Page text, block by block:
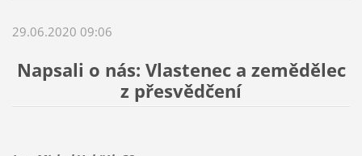
29.06.2020 09:06
Napsali o nás: Vlastenec a zemědělec
z přesvědčení